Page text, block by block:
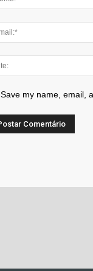
Save my name, email,